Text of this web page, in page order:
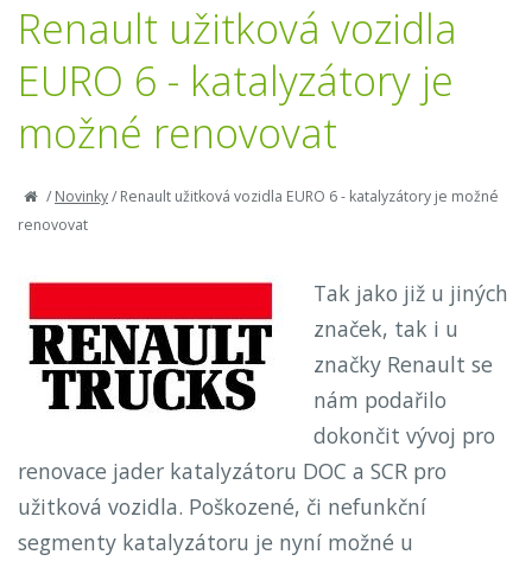
Renault užitková vozidla
EURO 6 - katalyzátory je
možné renovovat
/Novinky/Renault užitková vozidla EURO 6 - katalyzátory je možné
renovovat
Tak jako již u jiných
značek, tak i u
značky Renault se
nám podařilo
dokončit vývoj pro
renovace jader katalyzátoru DOC a SCR pro
užitková vozidla. Poškozené, či nefunkční
segmenty katalyzátoru je nyní možné u